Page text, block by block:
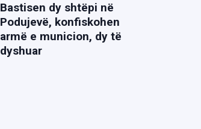
Bastisen dy shtëpi në
Podujevë, konfiskohen
armë e municion, dy të
dyshuar